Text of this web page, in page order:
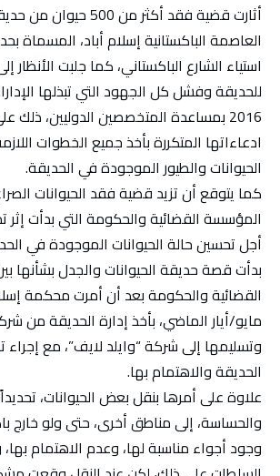
أثارت قضية فقد أكثر من 500
العاصمة الباكستانية إسلام أباد، المسماة
استياء الشارع الباكستاني، كما جلبت الأنظار
للحديقة وفشل كل الجهود التي تبذلها
2016 بمساعدة المتخصصين الدوليين، ذلك
ادعاءاتها المتكررة بأخذ جميع الخطوات
الحيوانات والطيور الموجودة في الحديقة.
كما يتوقع أن تزيد قضية فقد الحيوانات
المؤسسة القضائية والحكومة التي بدأت
أجل تحسين حالة الحيوانات الموجودة في
بدأت قصة حديقة الحيوانات والجدل بشأنها
القضائية والحكومة بعد أن أمرت محكمة
مايو/أيار الماضي، بأخذ إدارة الحديقة من
وتسليمها إلى شركة “وايلد لايف”، مع إجراء
الحديقة والاهتمام بها.
علاوة على أمرها بنقل بعض الحيوانات،
والحساسة، إلى مناطق أخرى، حتى ولو خارج
وجود أجواء مناسبة لها، وعدم الاهتمام